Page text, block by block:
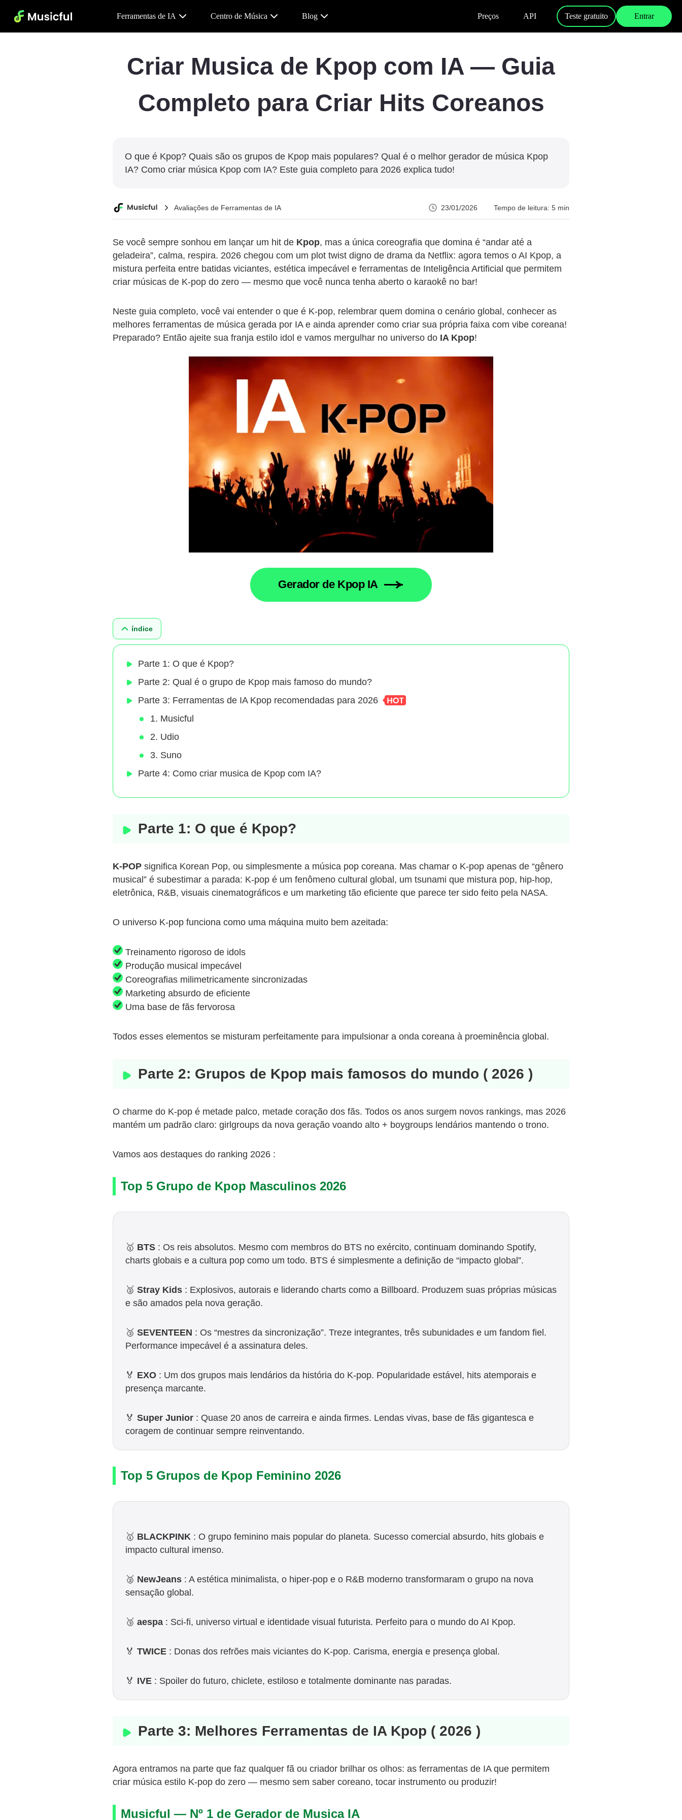
Ferramentas de IA Centro de Música Blog Preços API Teste gratuito Entrar
Criar Musica de Kpop com IA — Guia
Completo para Criar Hits Coreanos
O que é Kpop? Quais são os grupos de Kpop mais populares? Qual é o melhor gerador de música Kpop
IA? Como criar música Kpop com IA? Este guia completo para 2026 explica tudo!
Avaliações de Ferramentas de IA 23/01/2026 Tempo de leitura: 5 min
Se você sempre sonhou em lançar um hit de Kpop, mas a única coreografia que domina é “andar até a
geladeira”, calma, respira. 2026 chegou com um plot twist digno de drama da Netflix: agora temos o AI Kpop, a
mistura perfeita entre batidas viciantes, estética impecável e ferramentas de Inteligência Artificial que permitem
criar músicas de K-pop do zero — mesmo que você nunca tenha aberto o karaokê no bar!
Neste guia completo, você vai entender o que é K-pop, relembrar quem domina o cenário global, conhecer as
melhores ferramentas de música gerada por IA e ainda aprender como criar sua própria faixa com vibe coreana!
Preparado? Então ajeite sua franja estilo idol e vamos mergulhar no universo do IA Kpop!
Gerador de Kpop IA
índice
Parte 1: O que é Kpop?
Parte 2: Qual é o grupo de Kpop mais famoso do mundo?
Parte 3: Ferramentas de IA Kpop recomendadas para 2026
1. Musicful
2. Udio
3. Suno
Parte 4: Como criar musica de Kpop com IA?
Parte 1: O que é Kpop?
K-POP significa Korean Pop, ou simplesmente a música pop coreana. Mas chamar o K-pop apenas de “gênero
musical” é subestimar a parada: K-pop é um fenômeno cultural global, um tsunami que mistura pop, hip-hop,
eletrônica, R&B, visuais cinematográficos e um marketing tão eficiente que parece ter sido feito pela NASA.
O universo K-pop funciona como uma máquina muito bem azeitada:
Treinamento rigoroso de idols
Produção musical impecável
Coreografias milimetricamente sincronizadas
Marketing absurdo de eficiente
Uma base de fãs fervorosa
Todos esses elementos se misturam perfeitamente para impulsionar a onda coreana à proeminência global.
Parte 2: Grupos de Kpop mais famosos do mundo ( 2026 )
O charme do K-pop é metade palco, metade coração dos fãs. Todos os anos surgem novos rankings, mas 2026
mantém um padrão claro: girlgroups da nova geração voando alto + boygroups lendários mantendo o trono.
Vamos aos destaques do ranking 2026 :
Top 5 Grupo de Kpop Masculinos 2026
🥇 BTS : Os reis absolutos. Mesmo com membros do BTS no exército, continuam dominando Spotify,
charts globais e a cultura pop como um todo. BTS é simplesmente a definição de “impacto global”.
🥈 Stray Kids : Explosivos, autorais e liderando charts como a Billboard. Produzem suas próprias músicas
e são amados pela nova geração.
🥉 SEVENTEEN : Os “mestres da sincronização”. Treze integrantes, três subunidades e um fandom fiel.
Performance impecável é a assinatura deles.
🏅 EXO : Um dos grupos mais lendários da história do K-pop. Popularidade estável, hits atemporais e
presença marcante.
🏅 Super Junior : Quase 20 anos de carreira e ainda firmes. Lendas vivas, base de fãs gigantesca e
coragem de continuar sempre reinventando.
Top 5 Grupos de Kpop Feminino 2026
🥇 BLACKPINK : O grupo feminino mais popular do planeta. Sucesso comercial absurdo, hits globais e
impacto cultural imenso.
🥈 NewJeans : A estética minimalista, o hiper-pop e o R&B moderno transformaram o grupo na nova
sensação global.
🥉 aespa : Sci-fi, universo virtual e identidade visual futurista. Perfeito para o mundo do AI Kpop.
🏅 TWICE : Donas dos refrões mais viciantes do K-pop. Carisma, energia e presença global.
🏅 IVE : Spoiler do futuro, chiclete, estiloso e totalmente dominante nas paradas.
Parte 3: Melhores Ferramentas de IA Kpop ( 2026 )
Agora entramos na parte que faz qualquer fã ou criador brilhar os olhos: as ferramentas de IA que permitem
criar música estilo K-pop do zero — mesmo sem saber coreano, tocar instrumento ou produzir!
Musicful — Nº 1 de Gerador de Musica IA